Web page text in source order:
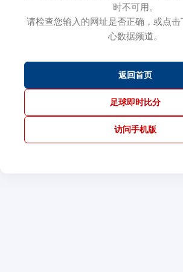
时不可用。
请检查您输入的网址是否正确，或点
心数据频道。
返回首页
足球即时比分
访问手机版